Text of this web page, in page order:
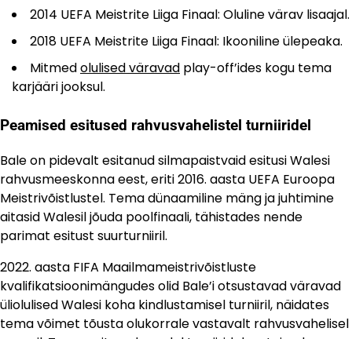
2014 UEFA Meistrite Liiga Finaal: Oluline värav lisaajal.
2018 UEFA Meistrite Liiga Finaal: Ikooniline ülepeaka.
Mitmedolulised väravad play-off’ides kogu tema
karjääri jooksul.
Peamised esitused rahvusvahelistel turniiridel
Bale on pidevalt esitanud silmapaistvaid esitusi Walesi
rahvusmeeskonna eest, eriti 2016. aasta UEFA Euroopa
Meistrivõistlustel. Tema dünaamiline mäng ja juhtimine
aitasid Walesil jõuda poolfinaali, tähistades nende
parimat esitust suurturniiril.
2022. aasta FIFA Maailmameistrivõistluste
kvalifikatsioonimängudes olid Bale’i otsustavad väravad
üliolulised Walesi koha kindlustamisel turniiril, näidates
tema võimet tõusta olukorrale vastavalt rahvusvahelisel